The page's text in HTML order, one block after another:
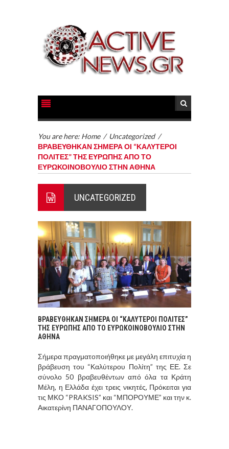
You are here: Home / Uncategorized /
ΒΡΑΒΕΥΘΗΚΑΝ ΣΗΜΕΡΑ ΟΙ “ΚΑΛΥΤΕΡΟΙ
ΠΟΛΙΤΕΣ” ΤΗΣ ΕΥΡΩΠΗΣ ΑΠΟ ΤΟ
ΕΥΡΩΚΟΙΝΟΒΟΥΛΙΟ ΣΤΗΝ ΑΘΗΝΑ
UNCATEGORIZED
ΒΡΑΒΕΥΘΗΚΑΝ ΣΗΜΕΡΑ ΟΙ “ΚΑΛΥΤΕΡΟΙ ΠΟΛΙΤΕΣ”
ΤΗΣ ΕΥΡΩΠΗΣ ΑΠΟ ΤΟ ΕΥΡΩΚΟΙΝΟΒΟΥΛΙΟ ΣΤΗΝ
ΑΘΗΝΑ
Σήμερα πραγματοποιήθηκε με μεγάλη επιτυχία η
βράβευση του “Καλύτερου Πολίτη” της ΕΕ. Σε
σύνολο 50 βραβευθέντων από όλα τα Κράτη
Μέλη, η Ελλάδα έχει τρεις νικητές, Πρόκειται για
τις ΜΚΟ “PRAKSIS” και “ΜΠΟΡΟΥΜΕ” και την κ.
Αικατερίνη ΠΑΝΑΓΟΠΟΥΛΟΥ.